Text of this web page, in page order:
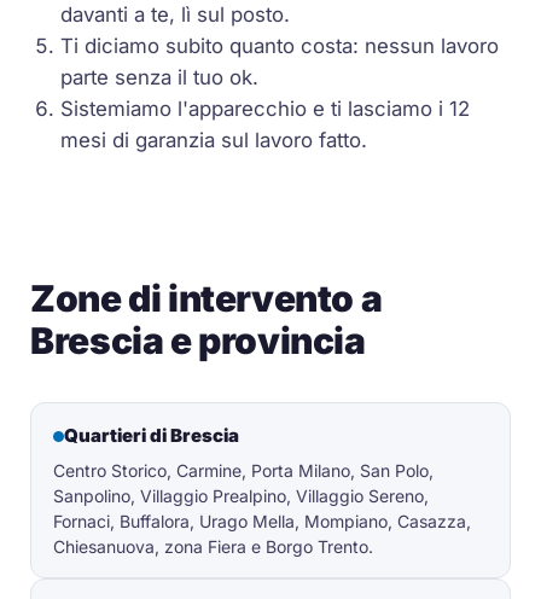
davanti a te, lì sul posto.
Ti diciamo subito quanto costa: nessun lavoro
parte senza il tuo ok.
Sistemiamo l'apparecchio e ti lasciamo i 12
mesi di garanzia sul lavoro fatto.
Zone di intervento a
Brescia e provincia
Quartieri di Brescia
Centro Storico, Carmine, Porta Milano, San Polo,
Sanpolino, Villaggio Prealpino, Villaggio Sereno,
Fornaci, Buffalora, Urago Mella, Mompiano, Casazza,
Chiesanuova, zona Fiera e Borgo Trento.